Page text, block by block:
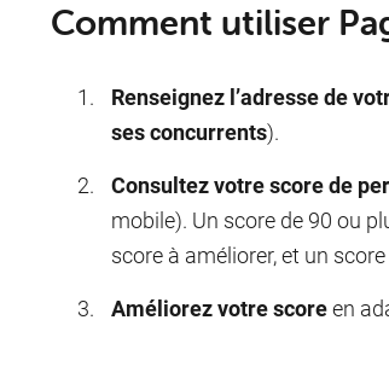
Comment utiliser
Renseignez l’adresse de
ses concurrents).
Consultez votre score de
mobile). Un score de 90 ou
score à améliorer, et un
Améliorez votre scoreen